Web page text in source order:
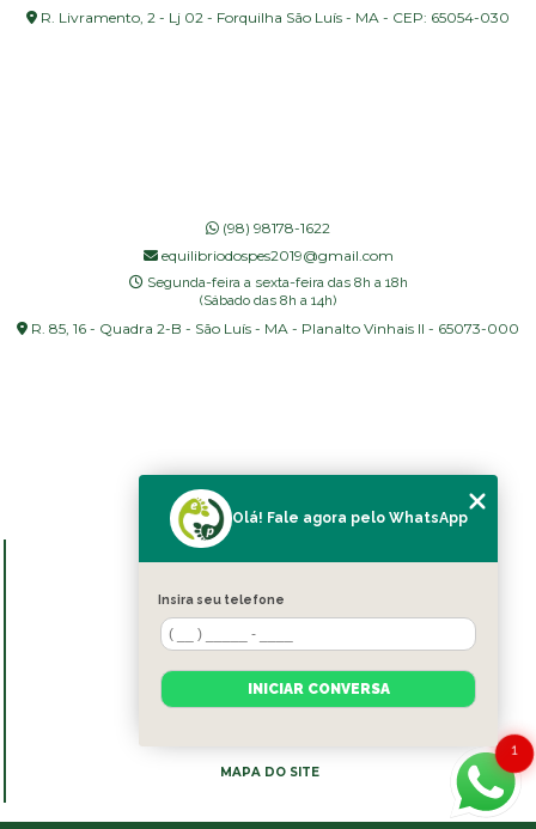
R. Livramento, 2 - Lj 02 - Forquilha São Luís - MA - CEP: 65054-030
(98) 98178-1622
equilibriodospes2019@gmail.com
Segunda-feira a sexta-feira das 8h a 18h
(Sábado das 8h a 14h)
R. 85, 16 - Quadra 2-B - São Luís - MA - Planalto Vinhais II - 65073-000
SOBRE NÓS
BLOG
CONTATO
MAPA DO SITE
1
Olá! Fale agora pelo WhatsApp
Insira seu telefone
INICIAR CONVERSA